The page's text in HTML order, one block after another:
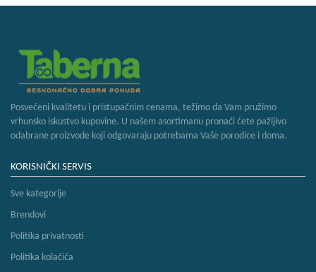
Posvećeni kvalitetu i pristupačnim cenama, težimo da Vam pružimo
vrhunsko iskustvo kupovine. U našem asortimanu pronaći ćete pažljivo
odabrane proizvode koji odgovaraju potrebama Vaše porodice i doma.
KORISNIČKI SERVIS
Sve kategorije
Brendovi
Politika privatnosti
Politika kolačića